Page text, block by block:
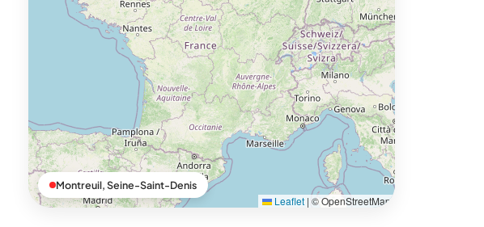
Leaflet | © OpenStreetMap
Montreuil, Seine-Saint-Denis